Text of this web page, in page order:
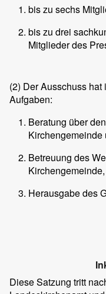
bis zu sechs
bis zu drei
Mitglieder des
(2) Der Ausschuss
Aufgaben:
Beratung über
Betreuung des
Kirchengemeinde,
Herausgabe des
Diese Satzung tritt